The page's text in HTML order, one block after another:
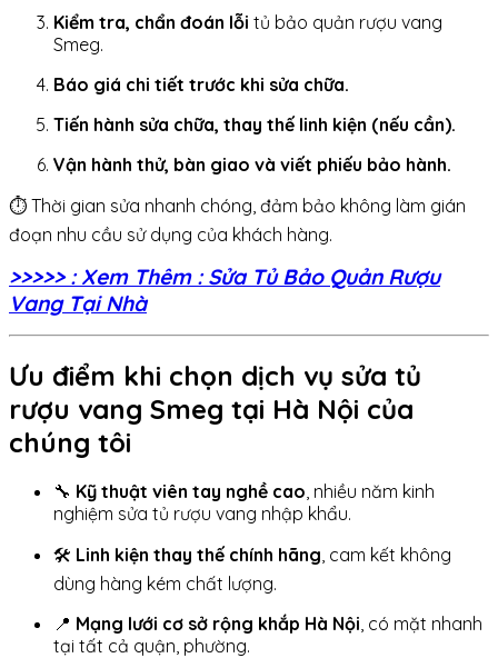
Kiểm tra, chẩn đoán lỗi tủ bảo quản rượu vang
Smeg.
Báo giá chi tiết trước khi sửa chữa.
Tiến hành sửa chữa, thay thế linh kiện (nếu cần).
Vận hành thử, bàn giao và viết phiếu bảo hành.
⏱️ Thời gian sửa nhanh chóng, đảm bảo không làm gián
đoạn nhu cầu sử dụng của khách hàng.
>>>>> : Xem Thêm : Sửa Tủ Bảo Quản Rượu
Vang Tại Nhà
Ưu điểm khi chọn dịch vụ sửa tủ
rượu vang Smeg tại Hà Nội của
chúng tôi
🔧 Kỹ thuật viên tay nghề cao, nhiều năm kinh
nghiệm sửa tủ rượu vang nhập khẩu.
🛠️ Linh kiện thay thế chính hãng, cam kết không
dùng hàng kém chất lượng.
📍 Mạng lưới cơ sở rộng khắp Hà Nội, có mặt nhanh
tại tất cả quận, phường.